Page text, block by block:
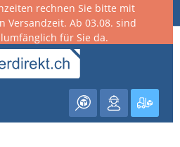
rechnen Sie bitte mit
Versandzeit. Ab 03.08. sind
für Sie da.